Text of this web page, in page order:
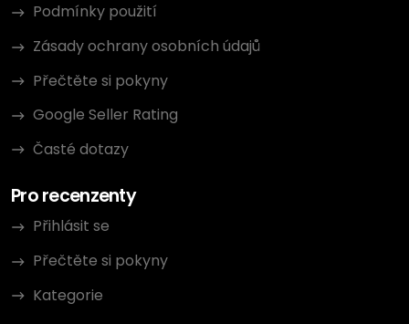
Podmínky použití
Zásady ochrany osobních údajů
Přečtěte si pokyny
Google Seller Rating
Časté dotazy
Pro recenzenty
Přihlásit se
Přečtěte si pokyny
Kategorie